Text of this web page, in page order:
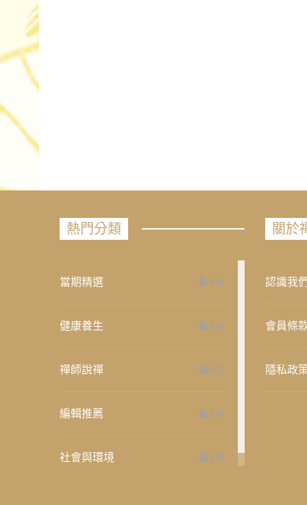
熱門分類
當期精選 658
健康養生 276
禪師說禪 267
編輯推薦 236
社會與環境 235
關於
認識我
會員條
隱私政